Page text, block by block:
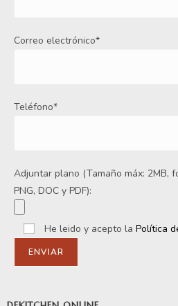
Correo electrónico*
Teléfono*
Adjuntar plano (Tamaño máx: 2MB,
PNG, DOC y PDF):
He leido y acepto la Política